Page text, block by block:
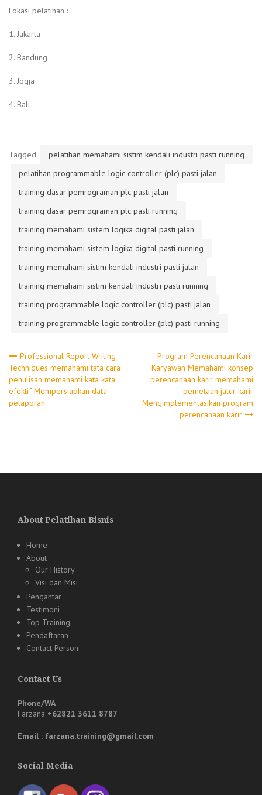
Lokasi pelatihan :
1. Jakarta
2. Bandung
3. Jogja
4. Bali
Tagged
pelatihan memahami sistim kendali industri pasti running
pelatihan programmable logic controller (plc) pasti jalan
training dasar pemrograman plc pasti jalan
training dasar pemrograman plc pasti running
training memahami sistem logika digital pasti jalan
training memahami sistem logika digital pasti running
training memahami sistim kendali industri pasti jalan
training memahami sistim kendali industri pasti running
training programmable logic controller (plc) pasti jalan
training programmable logic controller (plc) pasti running
Post
navigation
Professional Report Writing
Techniques memahami tata cara
penulisan memahami kata kata
efektif Mempersiapkan data
pelaporan
Program Perencanaan Karir
Karyawan Memahami konsep
perencanaan karir memahami
pemetaan jalur karir
Mengimplementasikan program
perencanaan karir
About Pelatihan Bisnis
Home
About
Our History
Visi dan Misi
Pengantar
Testimoni
Top Training
Pendaftaran
Contact Person
Contact Us
Phone/WA
Farzana +62821 3611 8787
Email : farzana.training@gmail.com
Social Media